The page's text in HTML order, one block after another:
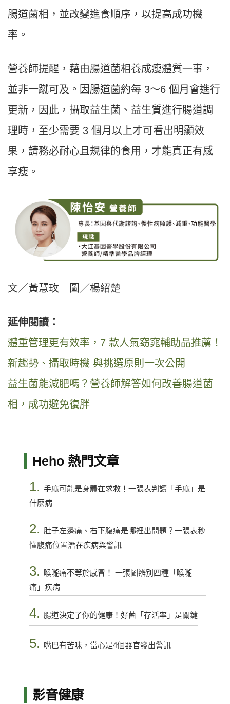
腸道菌相，並改變進食順序，以提高成功機
率。
營養師提醒，藉由腸道菌相養成瘦體質一事，
並非一蹴可及。因腸道菌約每 3〜6 個月會進行
更新，因此，攝取益生菌、益生質進行腸道調
理時，至少需要 3 個月以上才可看出明顯效
果，請務必耐心且規律的食用，才能真正有感
享瘦。
文／黃慧玫 圖／楊紹楚
延伸閱讀：
體重管理更有效率，7 款人氣窈窕輔助品推薦！
新趨勢、攝取時機 與挑選原則一次公開
益生菌能減肥嗎？營養師解答如何改善腸道菌
相，成功避免復胖
Heho 熱門文章
1. 手麻可能是身體在求救！一張表判讀「手麻」是
什麼病
2. 肚子左邊痛、右下腹痛是哪裡出問題？一張表秒
懂腹痛位置潛在疾病與警訊
3.
喉嚨痛不等於感冒！ 一張圖辨別四種「喉嚨
痛」疾病
4. 腸道決定了你的健康！好菌「存活率」是關鍵
5. 嘴巴有苦味，當心是4個器官發出警訊
影音健康